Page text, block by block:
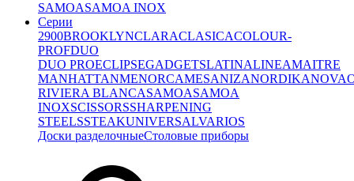
SAMOASAMOA INOX
Серии
2900BROOKLYNCLARACLASICACOLOUR-
PROFDUO
DUO PROECLIPSEGADGETSLATINALINEAMAITRE
MANHATTANMENORCAMESANIZANORDIKANOVA
RIVIERA BLANCASAMOASAMOA
INOXSCISSORSSHARPENING
STEELSSTEAKUNIVERSALVARIOS
Доски разделочныеСтоловые приборы